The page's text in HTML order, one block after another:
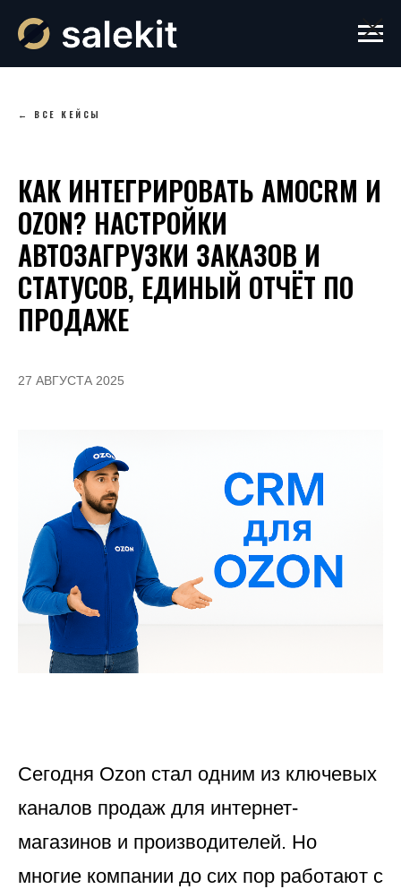
← ВСЕ КЕЙСЫ
КАК ИНТЕГРИРОВАТЬ AMOCRM И
OZON? НАСТРОЙКИ
АВТОЗАГРУЗКИ ЗАКАЗОВ И
СТАТУСОВ, ЕДИНЫЙ ОТЧЁТ ПО
ПРОДАЖЕ
27 АВГУСТА 2025
Сегодня Ozon стал одним из ключевых
каналов продаж для интернет-
магазинов и производителей. Но
многие компании до сих пор работают с